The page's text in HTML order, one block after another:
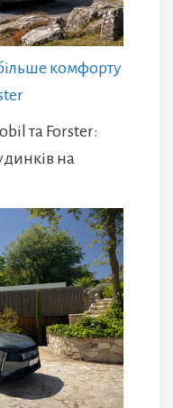
комфорту
та Forster:
на